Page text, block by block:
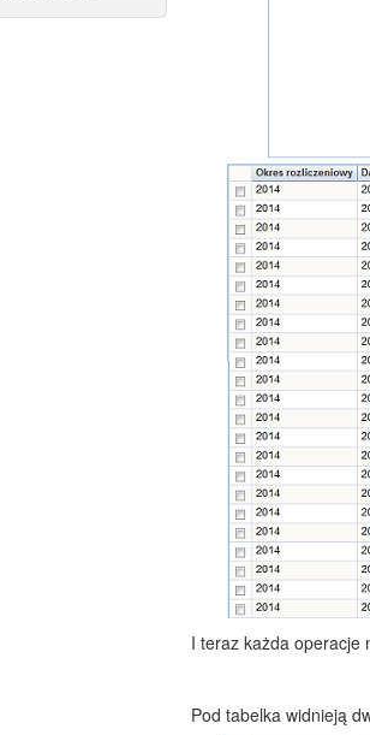
I teraz każda operacje
Pod tabelka widnieją